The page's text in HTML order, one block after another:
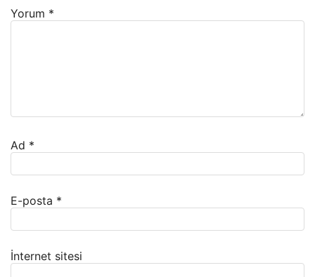
Yorum *
Ad *
E-posta *
İnternet sitesi